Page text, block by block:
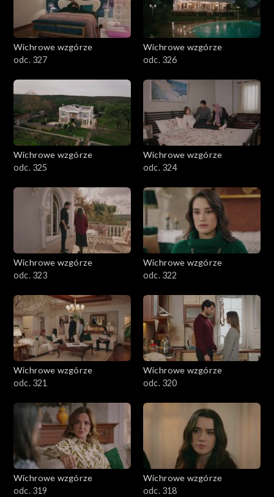
Wichrowe wzgórze
odc. 327
Wichrowe wzgórze
odc. 326
Wichrowe wzgórze
odc. 325
Wichrowe wzgórze
odc. 324
Wichrowe wzgórze
odc. 323
Wichrowe wzgórze
odc. 322
Wichrowe wzgórze
odc. 321
Wichrowe wzgórze
odc. 320
Wichrowe wzgórze
odc. 319
Wichrowe wzgórze
odc. 318